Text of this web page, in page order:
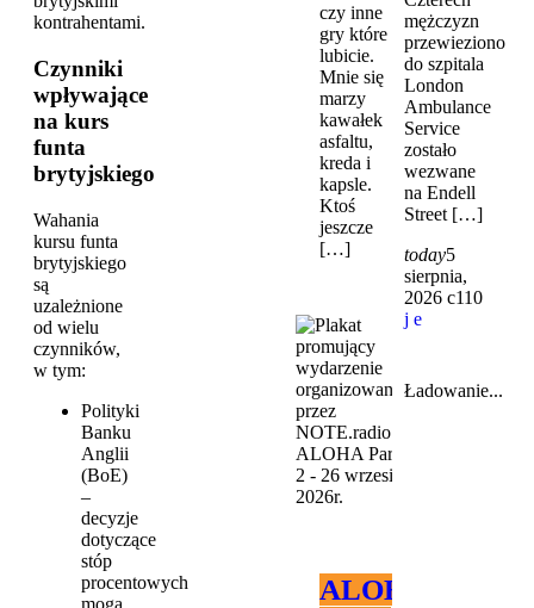
kontrahentami.
Czynniki
wpływające
na kurs
funta
brytyjskiego
Wahania
kursu funta
brytyjskiego
są
uzależnione
od wielu
czynników,
w tym:
Polityki
Banku
Anglii
(BoE)
–
decyzje
dotyczące
stóp
procentowych
mogą
czy inne
gry które
lubicie.
Mnie się
marzy
kawałek
asfaltu,
kreda i
kapsle.
Ktoś
jeszcze
[…]
ALOHA
mężczyzn
przewieziono
do szpitala
London
Ambulance
Service
zostało
wezwane
na Endell
Street […]
today5
sierpnia,
2026
110
Ładowanie...